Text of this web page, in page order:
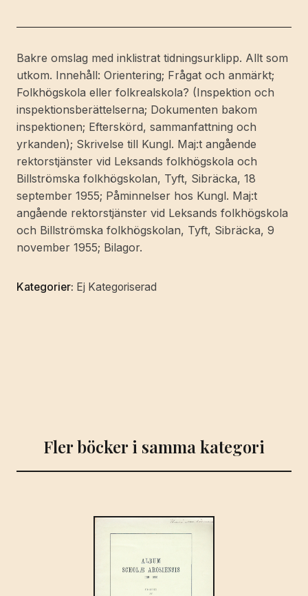
folkhögskolestyrelse
Skolöverstyrelsen.
I.
mängd
Bakre omslag med inklistrat tidningsurklipp. Allt som
utkom. Innehåll: Orientering; Frågat och anmärkt;
Folkhögskola eller folkrealskola? (Inspektion och
inspektionsberättelserna; Dokumenten bakom
inspektionen; Efterskörd, sammanfattning och
yrkanden); Skrivelse till Kungl. Maj:t angående
rektorstjänster vid Leksands folkhögskola och
Billströmska folkhögskolan, Tyft, Sibräcka, 18
september 1955; Påminnelser hos Kungl. Maj:t
angående rektorstjänster vid Leksands folkhögskola
och Billströmska folkhögskolan, Tyft, Sibräcka, 9
november 1955; Bilagor.
Kategorier: Ej Kategoriserad
Fler böcker i samma kategori